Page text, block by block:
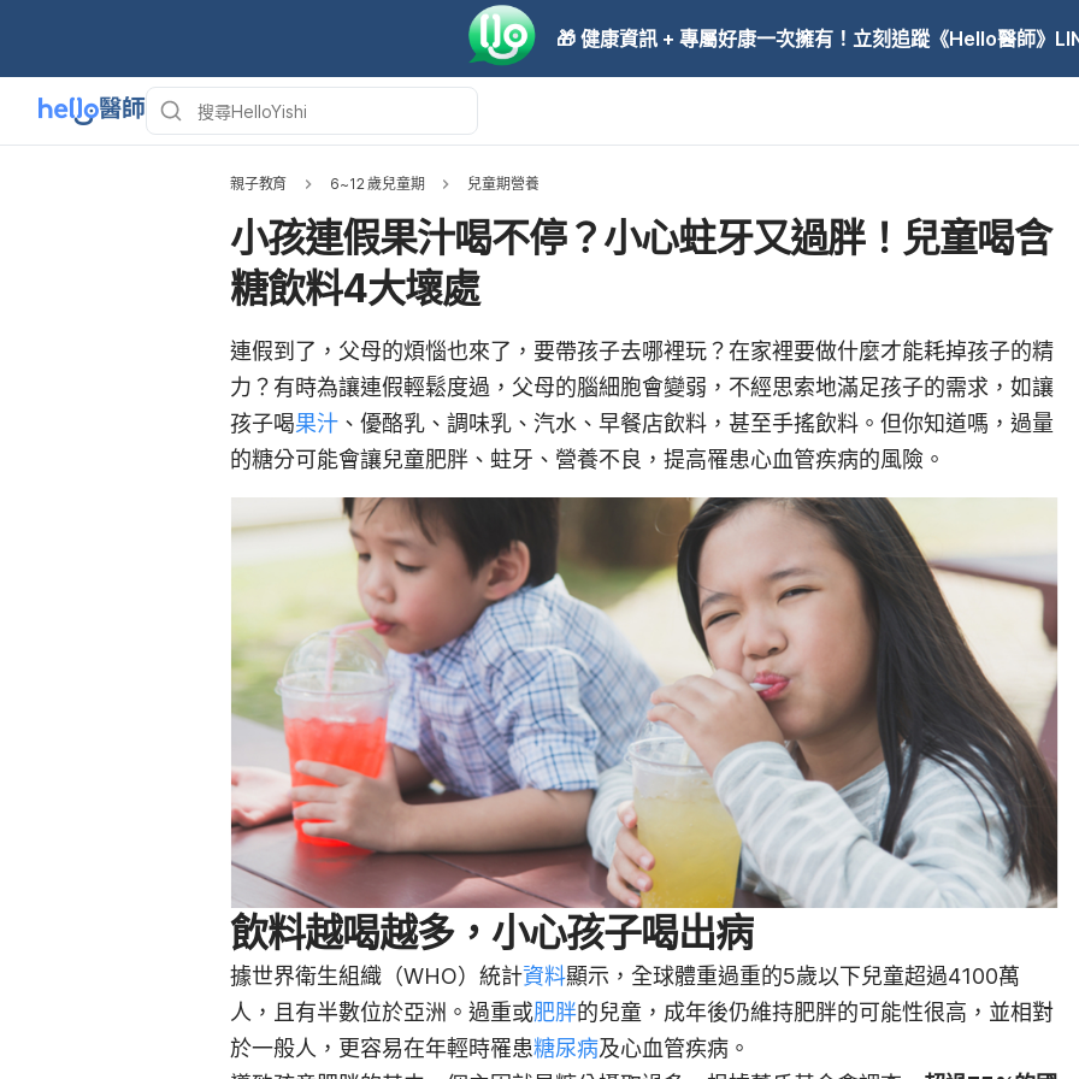
🎁 健康資訊 + 專屬好康一次擁有！立刻追蹤《Hello醫師》
親子教育 6~12 歲兒童期 兒童期營養
小孩連假果汁喝不停？小心蛀牙又過胖！兒童喝含
糖飲料4大壞處
連假到了，父母的煩惱也來了，要帶孩子去哪裡玩？在家裡要做什麼才能耗掉孩子的精
力？有時為讓連假輕鬆度過，父母的腦細胞會變弱，不經思索地滿足孩子的需求，如讓
孩子喝果汁 、優酪乳、調味乳、汽水、早餐店飲料，甚至手搖飲料。但你知道嗎，過量
的糖分可能會讓兒童肥胖、蛀牙、營養不良，提高罹患心血管疾病的風險。
飲料越喝越多，小心孩子喝出病
據世界衛生組織（WHO）統計資料顯示，全球體重過重的5歲以下兒童超過4100萬
人，且有半數位於亞洲。過重或肥胖的兒童，成年後仍維持肥胖的可能性很高，並相對
於一般人，更容易在年輕時罹患糖尿病及心血管疾病 。